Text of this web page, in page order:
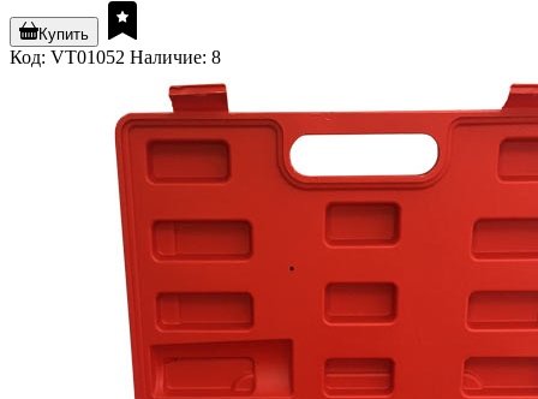
Купить
Код: VT01052 Наличие: 8